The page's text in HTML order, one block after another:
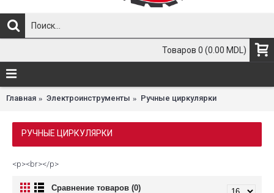
Товаров 0 (0.00 MDL)
Главная Электроинструменты Ручные циркулярки
РУЧНЫЕ ЦИРКУЛЯРКИ
<p><br></p>
Сравнение товаров (0)